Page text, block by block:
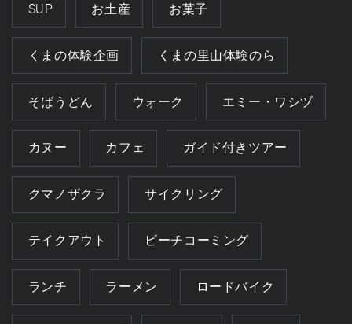
SUP お土産 お菓子
くまの体験企画 くまの里山体験のら
そばうどん ウォーク エミー・ワシヅ
カヌー カフェ ガイド付きツアー
クマノザクラ サイクリング
テイクアウト ビーチコーミング
ランチ ラーメン ロードバイク